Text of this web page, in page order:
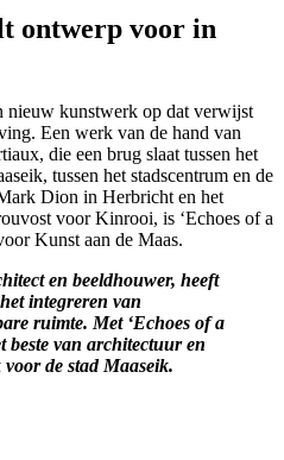
ontwerp voor in
nieuw kunstwerk op dat verwijst
Een werk van de hand van
die een brug slaat tussen het
tussen het stadscentrum en de
Dion in Herbricht en het
voor Kinrooi, is ‘Echoes of a
Kunst aan de Maas.
en beeldhouwer, heeft
integreren van
ruimte. Met ‘Echoes of a
beste van architectuur en
de stad Maaseik.